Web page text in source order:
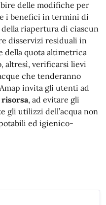
delle modifiche per
i benefici in termini di
riapertura di ciascun
disservizi residuali in
della quota altimetrica
altresì, verificarsi lievi
che tenderanno
invita gli utenti ad
risorsa, ad evitare gli
gli utilizzi dell’acqua non
ed igienico-